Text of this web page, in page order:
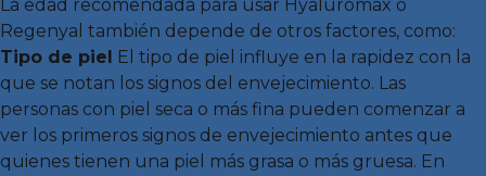
La edad recomendada para usar Hyaluromax o
Regenyal también depende de otros factores, como:
Tipo de piel El tipo de piel influye en la rapidez con la
que se notan los signos del envejecimiento. Las
personas con piel seca o más fina pueden comenzar a
ver los primeros signos de envejecimiento antes que
quienes tienen una piel más grasa o más gruesa. En